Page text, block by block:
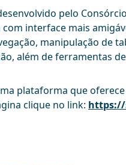
pelo
interface mais
manipulação de
além de ferramentas
plataforma que
clique no link: https://